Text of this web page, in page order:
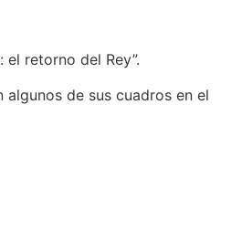
retorno del Rey”.
de sus cuadros en el